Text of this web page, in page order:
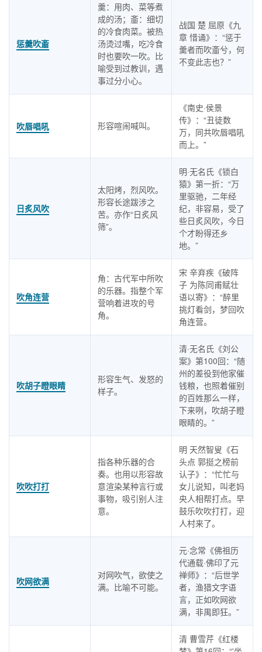
惩羹吹齑
羹：用肉、菜等煮
成的汤；齑：细切
的冷食肉菜。被热
汤烫过嘴，吃冷食
时也要吹一吹。比
喻受到过教训，遇
事过分小心。
战国 楚 屈原《九
章 惜诵》：“惩于
羹者而吹齑兮，何
不变此志也？”
吹唇唱吼 形容喧闹喊叫。
《南史·侯景
传》：“丑徒数
万，同共吹唇唱吼
而上。”
日炙风吹
太阳烤，烈风吹。
形容长途跋涉之
苦。亦作“日炙风
筛”。
明·无名氏《锁白
猿》第一折：“万
里驱驰，二年经
纪，非容易，受了
些日炙风吹，今日
个才盼得还乡
地。”
吹角连营
角：古代军中所吹
的乐器。指整个军
营响着进攻的号
角。
宋 辛弃疾《破阵
子 为陈同甫赋壮
语以寄》：“醉里
挑灯看剑，梦回吹
角连营。
吹胡子瞪眼睛
形容生气、发怒的
样子。
清·无名氏《刘公
案》第100回：“随
州的差役到他家催
钱粮，也照着催别
的百姓那么一样，
下来咧，吹胡子瞪
眼睛的。”
吹吹打打
指各种乐器的合
奏。也用以形容故
意渲染某种言行或
事物，吸引别人注
意。
明 天然智叟《石
头点 郭挺之榜前
认子》：“忙忙与
女儿说知，叫老妈
央人相帮打点。早
鼓乐吹吹打打，迎
人村来了。
吹网欲满
对网吹气，欲使之
满。比喻不可能。
元·念常《佛祖历
代通载·佛印了元
禅师》：“后世学
者，渔猎文字语
言，正如吹网欲
满，非禺即狂。”
清 曹雪芹《红楼